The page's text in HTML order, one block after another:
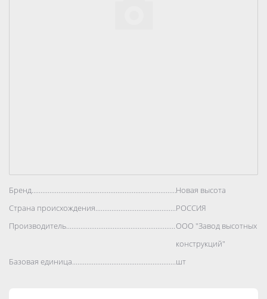
Бренд..................................................................................Новая высота
Страна происхождения..................................................................................
РОССИЯ
Производитель..................................................................................ООО "Завод высотных
конструкций"
Базовая единица..................................................................................
шт